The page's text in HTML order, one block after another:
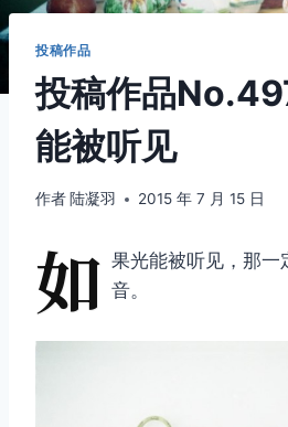
投稿作品
投稿作品
能被听见
作者 陆凝羽 2015 年 7 月 15 日
如 果光能被听见，那一
音。